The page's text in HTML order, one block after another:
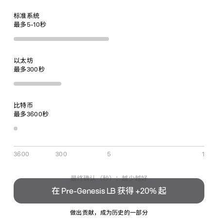
在 Pre‑Genesis LB 获得 +20% 起
做出贡献，成为历史的一部分
标准系统
最多5-10秒
以太坊
最多300秒
比特币
最多3600秒
3600 300 5 1
最终确认（秒）：越少越好